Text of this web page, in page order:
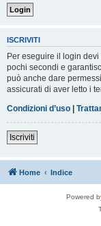
ISCRIVITI
Per eseguire il login
pochi secondi e
può anche dare
assicurati di aver letto i
Condizioni d’uso |
Iscriviti
Home Indice
Powered